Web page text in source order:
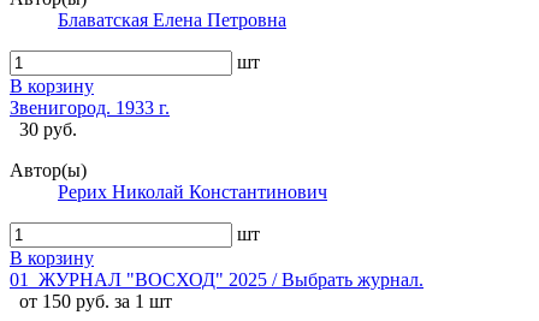
Блаватская Елена Петровна
шт
В корзину
Звенигород. 1933 г.
30 руб.
Автор(ы)
Рерих Николай Константинович
шт
В корзину
01_ЖУРНАЛ "ВОСХОД" 2025 / Выбрать журнал.
от 150 руб. за 1 шт